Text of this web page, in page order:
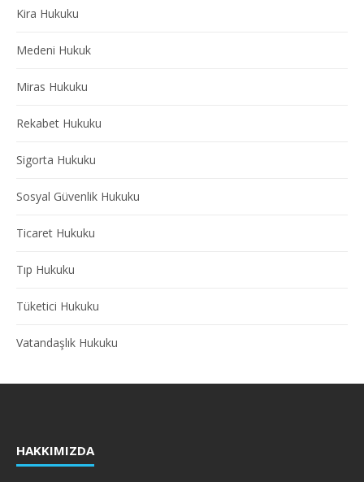
Kira Hukuku
Medeni Hukuk
Miras Hukuku
Rekabet Hukuku
Sigorta Hukuku
Sosyal Güvenlik Hukuku
Ticaret Hukuku
Tıp Hukuku
Tüketici Hukuku
Vatandaşlık Hukuku
HAKKIMIZDA